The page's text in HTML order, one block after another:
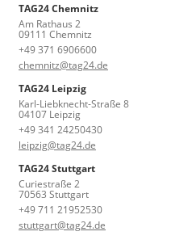
TAG24 Chemnitz
Am Rathaus 2
09111 Chemnitz
+49 371 6906600
chemnitz@tag24.de
TAG24 Leipzig
Karl-Liebknecht-Straße 8
04107 Leipzig
+49 341 24250430
leipzig@tag24.de
TAG24 Stuttgart
Curiestraße 2
70563 Stuttgart
+49 711 21952530
stuttgart@tag24.de